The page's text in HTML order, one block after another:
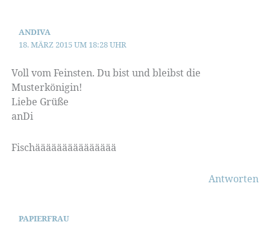
ANDIVA
18. MÄRZ 2015 UM 18:28 UHR
Voll vom Feinsten. Du bist und bleibst die
Musterkönigin!
Liebe Grüße
anDi
Fischäääääääääääääää
Antworten
PAPIERFRAU